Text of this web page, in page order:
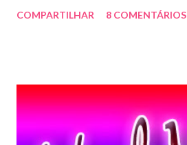
COMPARTILHAR 8 COMENTÁRIOS